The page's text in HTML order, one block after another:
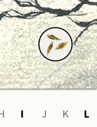
I J K
L